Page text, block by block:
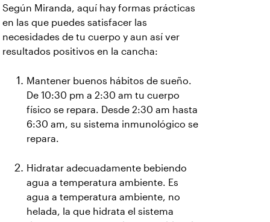
Según Miranda, aquí hay formas prácticas
en las que puedes satisfacer las
necesidades de tu cuerpo y aun así ver
resultados positivos en la cancha:
Mantener buenos hábitos de sueño.
De 10:30 pm a 2:30 am tu cuerpo
físico se repara. Desde 2:30 am hasta
6:30 am, su sistema inmunológico se
repara.
Hidratar adecuadamente bebiendo
agua a temperatura ambiente. Es
agua a temperatura ambiente, no
helada, la que hidrata el sistema